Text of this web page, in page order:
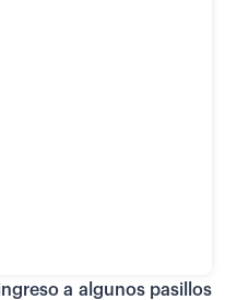
a algunos pasillos